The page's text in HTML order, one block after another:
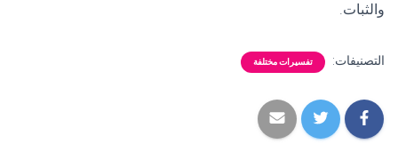
والثبات.
التصنيفات: تفسيرات مختلفة